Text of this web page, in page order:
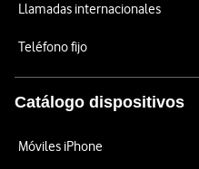
Llamadas internacionales
Teléfono fijo
Catálogo dispositivos
Móviles iPhone